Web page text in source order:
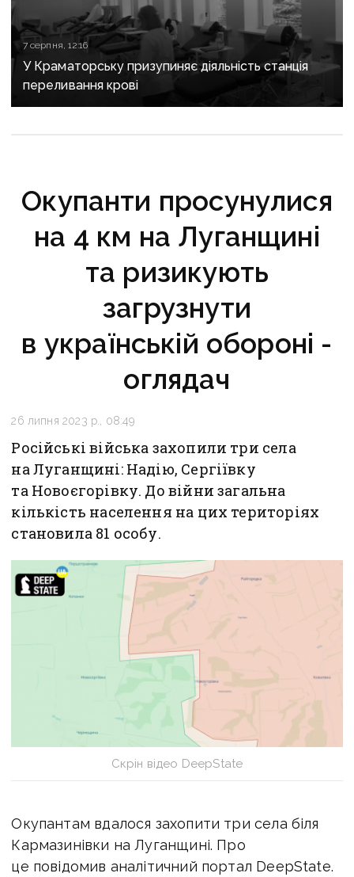
7 серпня, 12:16
У Краматорську призупиняє діяльність станція
переливання крові
Окупанти просунулися
на 4 км на Луганщині
та ризикують
загрузнути
в українській обороні -
оглядач
26 липня 2023 р., 08:49
Російські війська захопили три села
на Луганщині: Надію, Сергіївку
та Новоєгорівку. До війни загальна
кількість населення на цих територіях
становила 81 особу.
Скрін відео DeepState
Окупантам вдалося захопити три села біля
Кармазинівки на Луганщині. Про
це повідомив аналітичний портал DeepState.